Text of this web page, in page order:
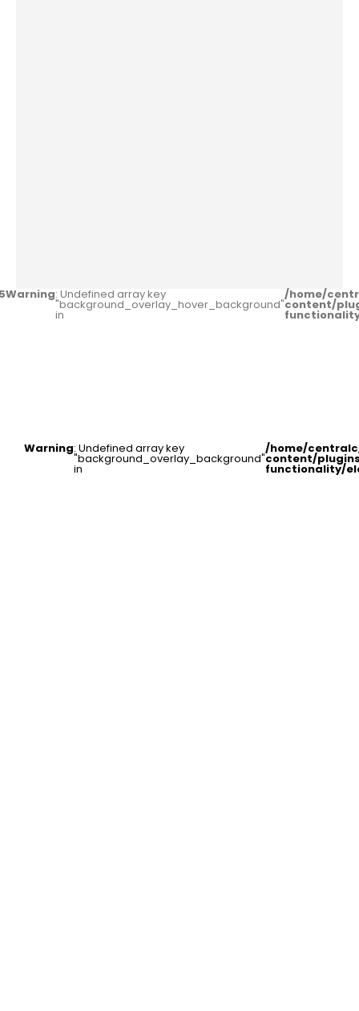
Warning: Undefined array key
"background_overlay_hover_background"
in
/home/
content/
Warning: Undefined array key
"background_overlay_background"
in
/home/
content/
functionality/